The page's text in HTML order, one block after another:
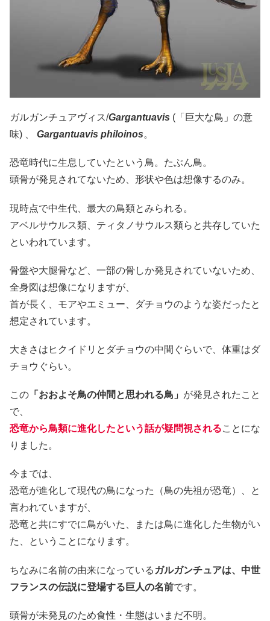
ガルガンチュアヴィス/Gargantuavis (「巨大な鳥」の意
味) 、
Gargantuavis philoinos。
恐竜時代に生息していたという鳥。たぶん鳥。
頭骨が発見されてないため、形状や色は想像するのみ。
現時点で中生代、最大の鳥類とみられる。
アベルサウルス類、ティタノサウルス類らと共存していた
といわれています。
骨盤や大腿骨など、一部の骨しか発見されていないため、
全身図は想像になりますが、
首が長く、モアやエミュー、ダチョウのような姿だったと
想定されています。
大きさはヒクイドリとダチョウの中間ぐらいで、体重はダ
チョウぐらい。
この 「おおよそ鳥の仲間と思われる鳥」 が発見されたこと
で、
恐竜から鳥類に進化したという話が疑問視されることにな
りました。
今までは、
恐竜が進化して現代の鳥になった（鳥の先祖が恐竜）、と
言われていますが、
恐竜と共にすでに鳥がいた、または鳥に進化した生物がい
た、ということになります。
ちなみに名前の由来になっている ガルガンチュアは、中世
フランスの伝説に登場する巨人の名前です。
頭骨が未発見のため食性・生態はいまだ不明。